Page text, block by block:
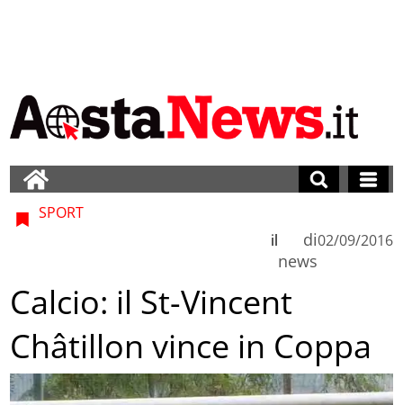
SPORT
di
news
il 02/09/2016
Calcio: il St-Vincent
Châtillon vince in Coppa